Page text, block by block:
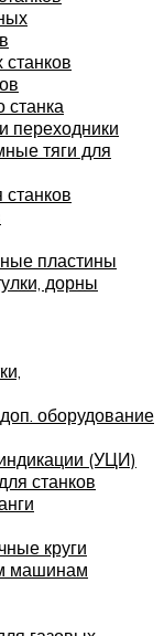
станка
переходники
тяги для
пластины
дорны
оборудование
(УЦИ)
станков
круги
машинам